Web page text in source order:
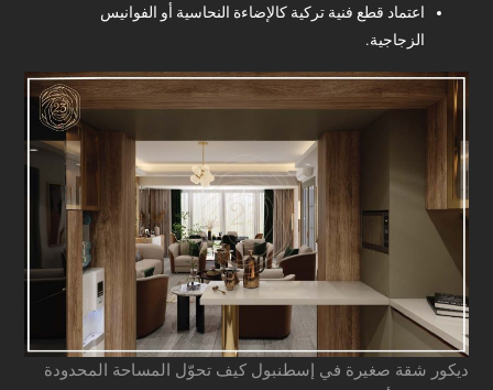
اعتماد قطع فنية تركية كالإضاءة النحاسية أو الفوانيس
الزجاجية.
ديكور شقة صغيرة في إسطنبول كيف تحوّل المساحة المحدودة